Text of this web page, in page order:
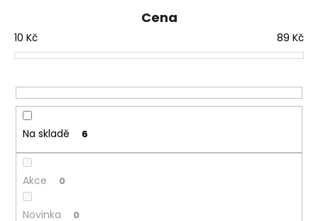
r
o
u
k
ů
Cena
10 Kč 89 Kč
Na skladě 6
Akce 0
Novinka 0
D
p
u